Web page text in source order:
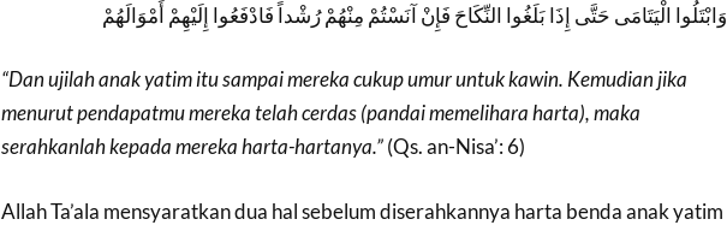
وَابْتَلُوا الْيَتَامَى حَتَّى إِذَا بَلَغُوا النِّكَاحَ فَإِنْ آنَسْتُمْ مِنْهُمْ رُشْداً فَادْفَعُوا إِلَيْهِمْ أَمْوَالَهُمْ
“Dan ujilah anak yatim itu sampai mereka cukup umur untuk kawin. Kemudian jika
menurut pendapatmu mereka telah cerdas (pandai memelihara harta), maka
serahkanlah kepada mereka harta-hartanya.”(Qs. an-Nisa’: 6)
Allah Ta’ala mensyaratkan dua hal sebelum diserahkannya harta benda anak yatim